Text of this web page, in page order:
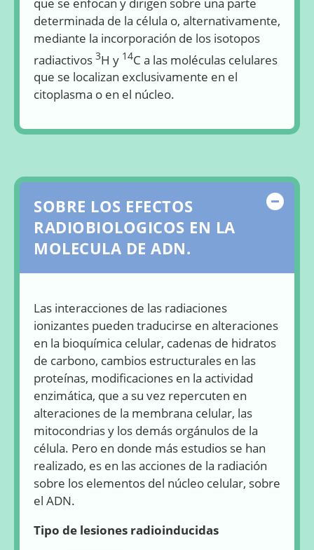
determinada de la célula o, alternativamente,
mediante la incorporación de los isotopos
radiactivos 3H y 14C a las moléculas celulares
que se localizan exclusivamente en el
citoplasma o en el núcleo.
SOBRE LOS EFECTOS
RADIOBIOLOGICOS EN LA
MOLECULA DE ADN.
Las interacciones de las radiaciones
ionizantes pueden traducirse en alteraciones
en la bioquímica celular, cadenas de hidratos
de carbono, cambios estructurales en las
proteínas, modificaciones en la actividad
enzimática, que a su vez repercuten en
alteraciones de la membrana celular, las
mitocondrias y los demás orgánulos de la
célula. Pero en donde más estudios se han
realizado, es en las acciones de la radiación
sobre los elementos del núcleo celular, sobre
el ADN.
Tipo de lesiones radioinducidas